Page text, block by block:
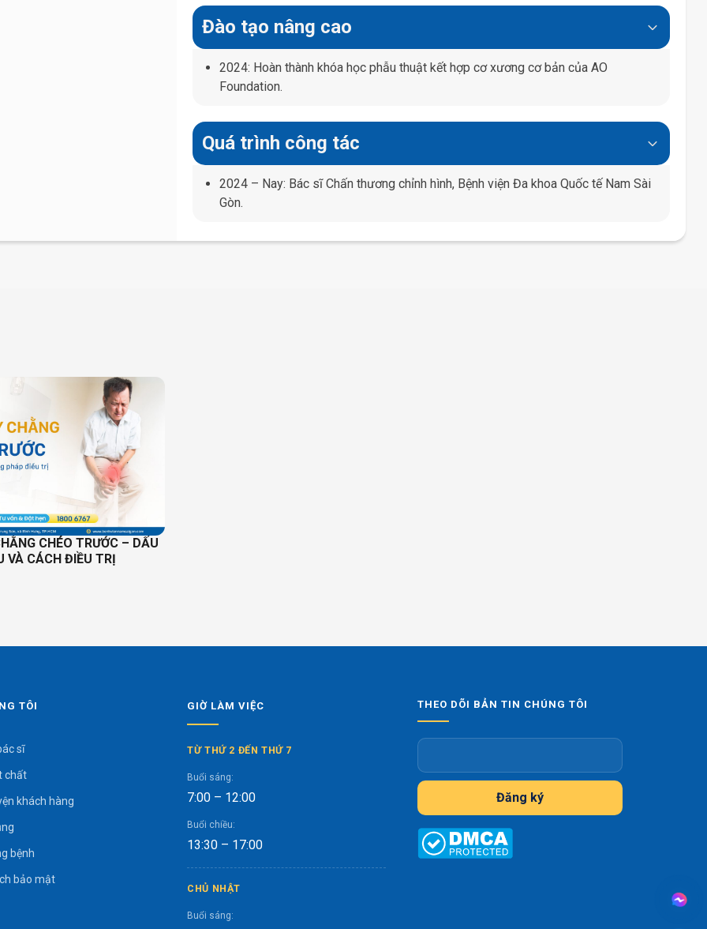
Đào tạo nâng cao
2024: Hoàn thành khóa học phẫu thuật kết hợp cơ xương cơ bản của AO
Foundation.
Quá trình công tác
2024 – Nay: Bác sĩ Chấn thương chỉnh hình, Bệnh viện Đa khoa Quốc tế Nam Sài
Gòn.
CHÉO TRƯỚC – DẤU
VÀ CÁCH ĐIỀU TRỊ
TÔI
sĩ
chất
khách hàng
bệnh
bảo mật
GIỜ LÀM VIỆC
TỪ THỨ 2 ĐẾN THỨ 7
Buổi sáng:
7:00 – 12:00
Buổi chiều:
13:30 – 17:00
CHỦ NHẬT
Buổi sáng:
THEO DÕI BẢN TIN CHÚNG TÔI
Đăng ký